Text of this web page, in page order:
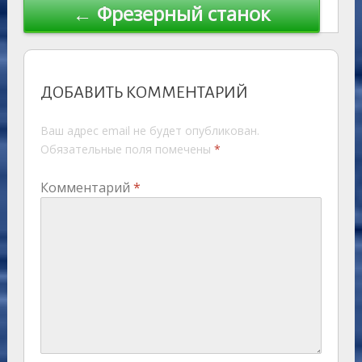
← Фрезерный станок
ДОБАВИТЬ КОММЕНТАРИЙ
Ваш адрес email не будет опубликован.
Обязательные поля помечены *
Комментарий *